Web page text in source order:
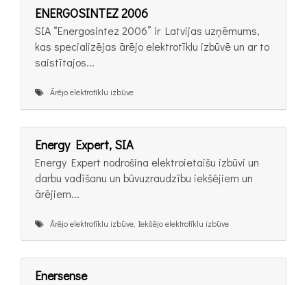
ENERGOSINTEZ 2006
SIA “Energosintez 2006” ir Latvijas uzņēmums,
kas specializējas ārējo elektrotīklu izbūvē un ar to
saistītajos...
Ārējo elektrotīklu izbūve
Energy Expert, SIA
Energy Expert nodrošina elektroietaišu izbūvi un
darbu vadīšanu un būvuzraudzību iekšējiem un
ārējiem...
Ārējo elektrotīklu izbūve, Iekšējo elektrotīklu izbūve
Enersense